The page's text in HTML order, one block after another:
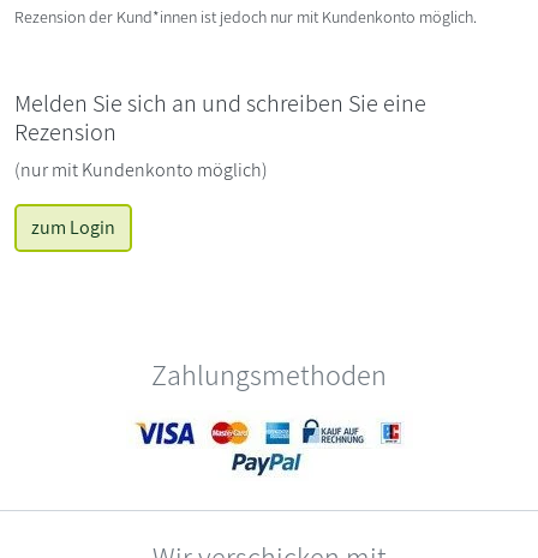
Rezension der Kund*innen ist jedoch nur mit Kundenkonto möglich.
Melden Sie sich an und schreiben Sie eine
Rezension
(nur mit Kundenkonto möglich)
zum Login
Zahlungsmethoden